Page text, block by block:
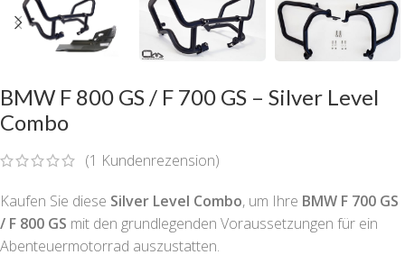
BMW F 800 GS / F 700 GS – Silver Level
Combo
(1 Kundenrezension)
Kaufen Sie diese Silver Level Combo, um Ihre BMW F 700 GS
/ F 800 GS mit den grundlegenden Voraussetzungen für ein
Abenteuermotorrad auszustatten.